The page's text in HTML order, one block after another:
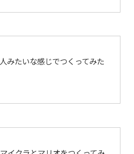
みたいな感じでつくってみた